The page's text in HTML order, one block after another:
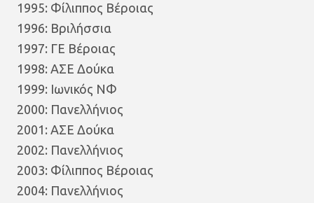
1995: Φίλιππος Βέροιας
1996: Βριλήσσια
1997: ΓΕ Βέροιας
1998: ΑΣΕ Δούκα
1999: Ιωνικός ΝΦ
2000: Πανελλήνιος
2001: ΑΣΕ Δούκα
2002: Πανελλήνιος
2003: Φίλιππος Βέροιας
2004: Πανελλήνιος